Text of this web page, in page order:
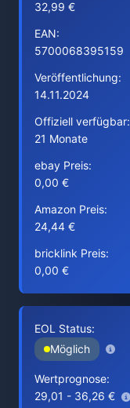
32,99 €
EAN:
5700068395159
Veröffentlichung:
14.11.2024
Offiziell verfügbar:
21 Monate
ebay Preis:
0,00 €
Amazon Preis:
24,44 €
bricklink Preis:
0,00 €
EOL Status:
Möglich
Wertprognose:
29,01 - 36,26 €